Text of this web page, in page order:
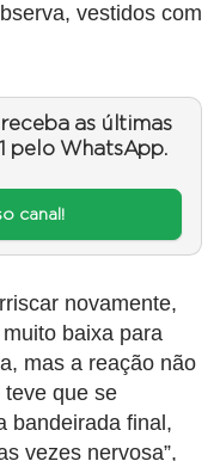
vestidos com
as últimas
pelo WhatsApp.
canal!
novamente,
baixa para
mas a reação não
que se
bandeirada final,
vezes nervosa”,